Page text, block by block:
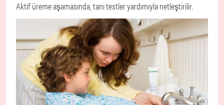
Aktif üreme aşamasında, tanı testler yardımıyla netleştirilir.